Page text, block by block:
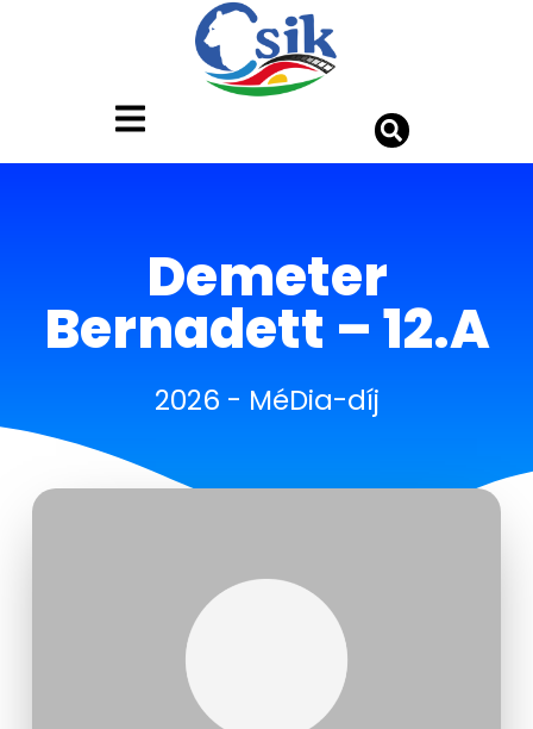
Demeter
Bernadett – 12.A
2026 - MéDia-díj